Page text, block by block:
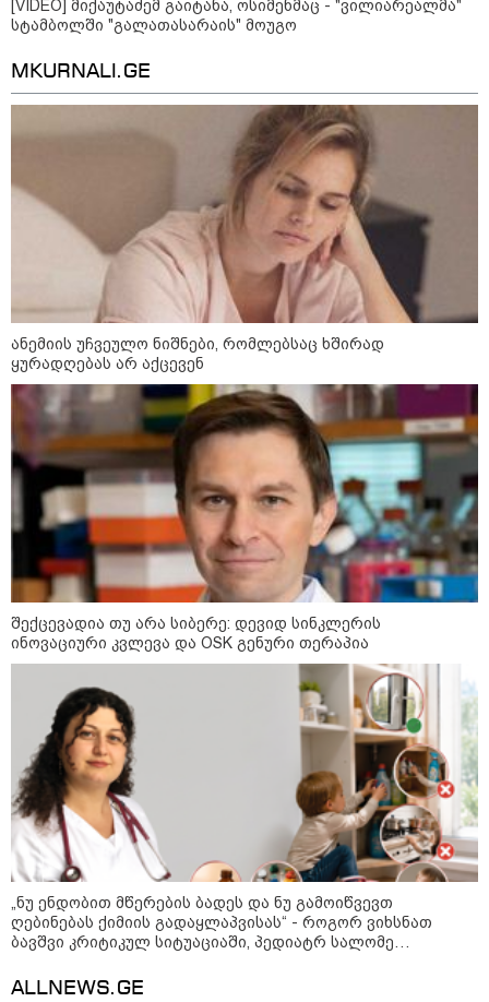
როგორ ჩავიცვათ 40 წლის
შემდეგ: მილიონერების
მსოფლიო
13:15 / 08-08-2026
უძველესი სენი და ეპიდემია: აშშ-ში
ერთდროულად კეთრს და ნაწლავურ
ინფექციას ებრძვიან - რა უნდა ვიცოდეთ
და რამდენად სახიფათოა
12:47 / 09-08-2026
რუსული მხარის ინფორმაციით,
უკრაინამ ბელგოროდზე
დრონებით იერიში მიიტანა,
დაიღუპა 3 ადამიანი და
დაშავდა 25
10:17 / 09-08-2026
[VIDEO] მიქაუტაძემ გაიტანა, ოსიმენმაც - "ვილიარეალმა"
სტამბოლში "გალათასარაის" მოუგო
MKURNALI.GE
ანემიის უჩვეულო ნიშნები, რომლებსაც ხშირად
ყურადღებას არ აქცევენ
შექცევადია თუ არა სიბერე: დევიდ სინკლერის
ინოვაციური კვლევა და OSK გენური თერაპია
„ნუ ენდობით მწერების ბადეს და ნუ გამოიწვევთ
ღებინებას ქიმიის გადაყლაპვისას“ - როგორ ვიხსნათ
ბავშვი კრიტიკულ სიტუაციაში, პედიატრ სალომე
ALLNEWS.GE